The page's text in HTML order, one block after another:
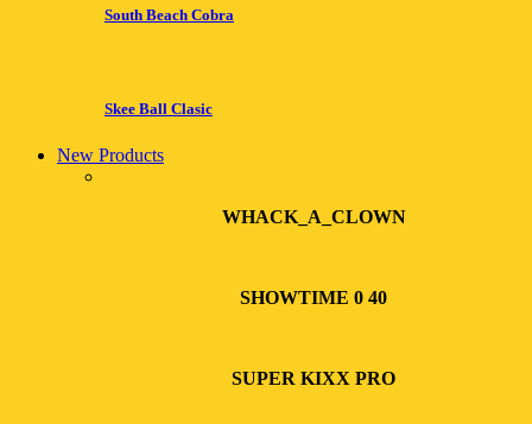
South Beach Cobra
Skee Ball Clasic
New Products
WHACK_A_CLOWN
SHOWTIME 0 40
SUPER KIXX PRO